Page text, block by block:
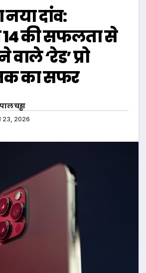
दांव:
की सफलता से
‘रेड’ प्रो
का सफर
चड्ढा
23, 2026